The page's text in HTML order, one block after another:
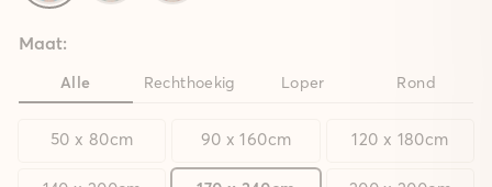
Maat:
Alle Rechthoekig Loper Rond
50 x 80cm 90 x 160cm 120 x 180cm